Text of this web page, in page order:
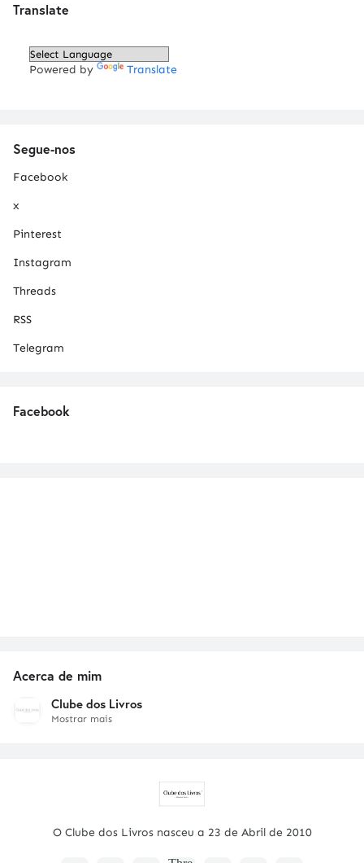
Translate
Powered by Translate
Segue-nos
Facebook
x
Pinterest
Instagram
Threads
RSS
Telegram
Facebook
Acerca de mim
Clube dos Livros
Mostrar mais
O Clube dos Livros nasceu a 23 de Abril de 2010